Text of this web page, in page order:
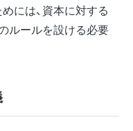
には、資本に対する
ルールを設ける必要